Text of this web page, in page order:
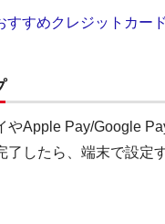
すすめクレジットカー
やApple Pay/Google
了したら、端末で設定